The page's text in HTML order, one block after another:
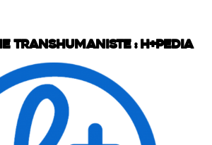
transhumaniste : H+Pedia